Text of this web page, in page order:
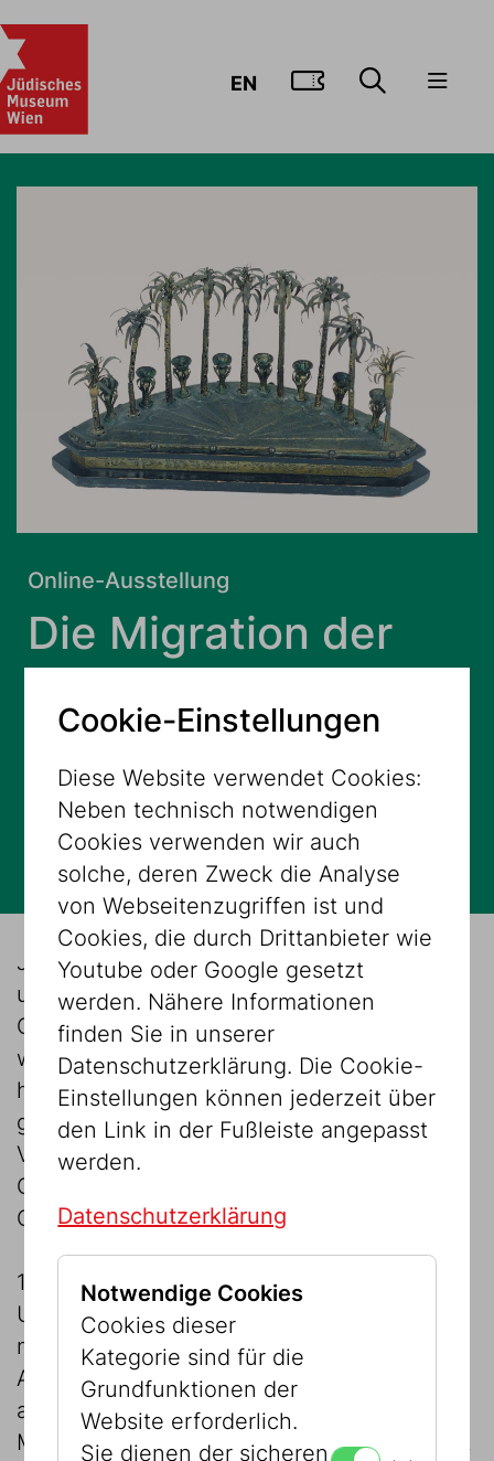
EN ZUM
Online-Ausstellung
Die Migration der
ihre unerwarteten
Geschichten
ONLINE
Jüdische Geschichte ist seit jeher
untrennbar mit Migration verbunden.
Gesetzliche Beschränkungen und
wirtschaftliche Zwänge bedingten eine
hohe Mobilität der jüdischen Bevölkerung,
gleichzeitig mussten viele aufgrund von
Vertreibungen, antisemitischer
Gesetzgebung oder Gewalt an anderen
Orten ein neues Leben aufbauen.
1867 erlangten die Juden in Österreich-
Ungarn die bürgerliche Gleichstellung. Die
neue Bewegungsfreiheit führte zur
Abwanderung vieler Jüdinnen und Juden
aus den entlegeneren Gebieten der
Monarchie in die Haupt- und Residenzstadt
Cookie-Einstellungen
Diese Website verwendet Cookies:
Neben technisch notwendigen
Cookies verwenden wir auch
solche, deren Zweck die Analyse
von Webseitenzugriffen ist und
Cookies, die durch Drittanbieter wie
Youtube oder Google gesetzt
werden. Nähere Informationen
finden Sie in unserer
Datenschutzerklärung. Die Cookie-
Einstellungen können jederzeit über
den Link in der Fußleiste angepasst
werden.
Datenschutzerklärung
Notwendige Cookies
Cookies dieser
Kategorie sind für die
Grundfunktionen der
Website erforderlich.
Sie dienen der sicheren